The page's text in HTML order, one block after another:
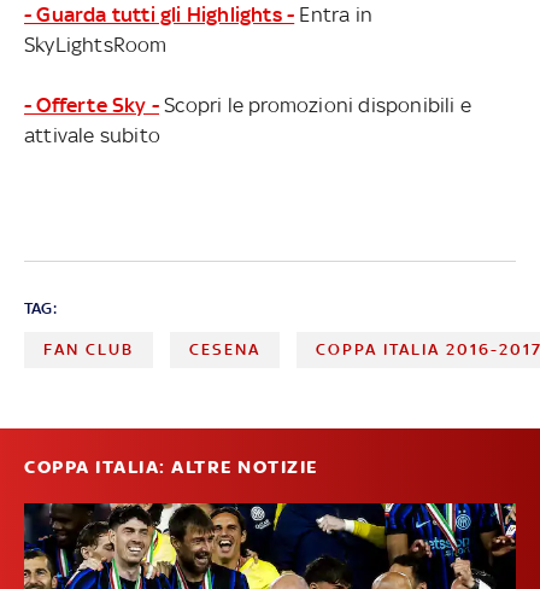
- Guarda tutti gli Highlights - Entra in
SkyLightsRoom
- Offerte Sky - Scopri le promozioni disponibili e
attivale subito
TAG:
FAN CLUB CESENA COPPA ITALIA 2016-
COPPA ITALIA: ALTRE NOTIZIE